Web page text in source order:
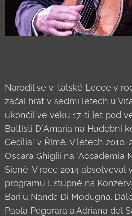
Narodil se v italské Lecce v
začal hrát v sedmi letech u
ukončil ve věku 17-ti let pod
Battisti D´Amaria na Hudební
Cecilia" v Římě. V letech 2010-
Oscara Ghiglii na "Accademia
Sieně. V roce 2014 absolvoval
programu I. stupně na
Bari u Nanda Di Modugna.
Paola Pegorara a Adriana del